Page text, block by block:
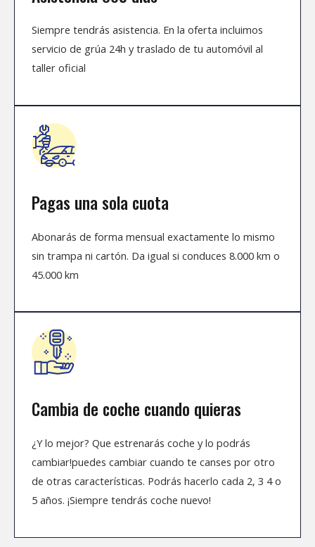
Siempre tendrás asistencia. En la oferta incluimos
servicio de grúa 24h y traslado de tu automóvil al
taller oficial
Pagas una sola cuota
Abonarás de forma mensual exactamente lo mismo
sin trampa ni cartón. Da igual si conduces 8.000 km o
45.000 km
Cambia de coche cuando quieras
¿Y lo mejor? Que estrenarás coche y lo podrás
cambiar!puedes cambiar cuando te canses por otro
de otras características. Podrás hacerlo cada 2, 3 4 o
5 años. ¡Siempre tendrás coche nuevo!